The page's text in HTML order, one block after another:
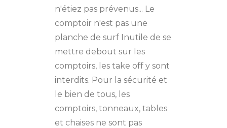
n'étiez pas prévenus... Le
comptoir n'est pas une
planche de surf Inutile de se
mettre debout sur les
comptoirs, les take off y sont
interdits. Pour la sécurité et
le bien de tous, les
comptoirs, tonneaux, tables
et chaises ne sont pas